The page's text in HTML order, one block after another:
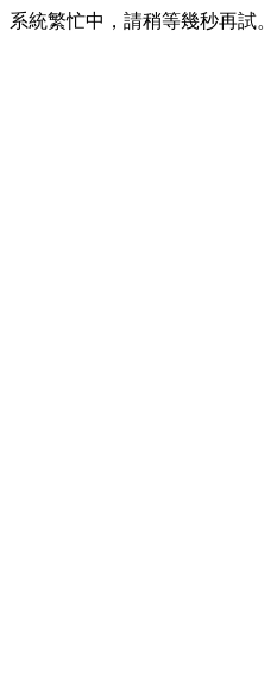
系統繁忙中，請稍等幾秒再試。